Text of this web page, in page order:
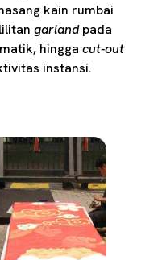
kain rumbai
garlandpada
hingga cut-out
instansi.